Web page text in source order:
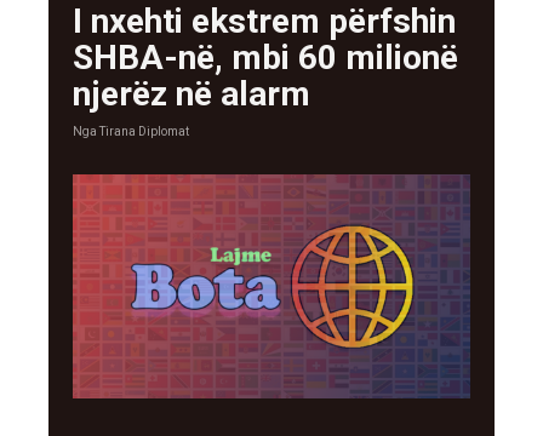
I nxehti ekstrem përfshin
SHBA-në, mbi 60 milionë
njerëz në alarm
Nga Tirana Diplomat